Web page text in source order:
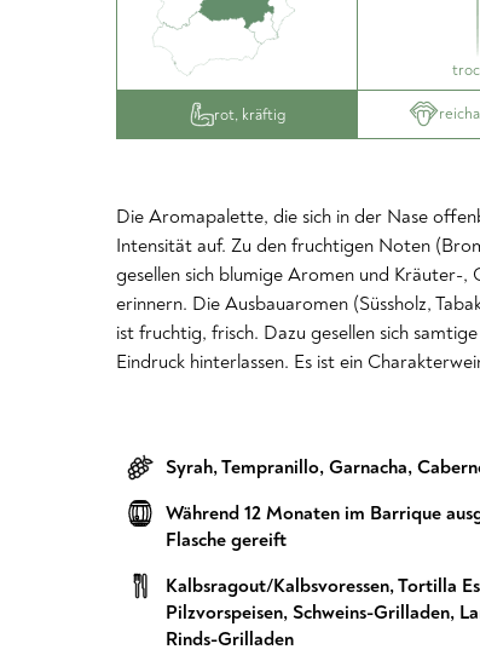
rot, kräftig
Die Aromapalette, die sich in der Nase
Intensität auf. Zu den fruchtigen Noten
gesellen sich blumige Aromen und Kräuter-,
erinnern. Die Ausbauaromen (Süssholz,
ist fruchtig, frisch. Dazu gesellen sich
Eindruck hinterlassen. Es ist ein
Syrah,Tempranillo, Garnacha,
Während 12 Monaten im Barrique
Flasche gereift
Kalbsragout/Kalbsvoressen,Tortilla
Pilzvorspeisen, Schweins-Grilladen,
Rinds-Grilladen